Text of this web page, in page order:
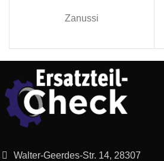
Zanussi
Walter-Geerdes-Str. 14, 28307